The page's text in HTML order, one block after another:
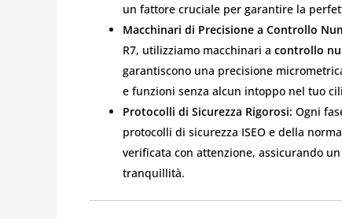
un fattore cruciale per garantire la
Macchinari di Precisione a Controllo
R7, utilizziamo macchinari a controllo
garantiscono una precisione
e funzioni senza alcun intoppo nel tuo
Protocolli di Sicurezza Rigorosi: Ogni
protocolli di sicurezza ISEO e della
verificata con attenzione, assicurando
tranquillità.